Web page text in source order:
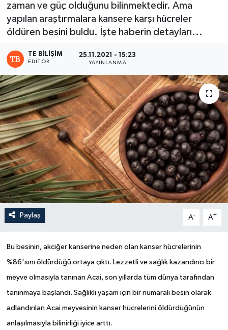
zaman ve güç olduğunu bilinmektedir. Ama
yapılan araştırmalara kansere karşı hücreler
öldüren besini buldu. İşte haberin detayları...
TE BILIŞIM
EDITÖR
25.11.2021 - 15:23
YAYINLANMA
Paylaş A- A+
Bu besinin, akciğer kanserine neden olan kanser hücrelerinin
%86'sını öldürdüğü ortaya çıktı. Lezzetli ve sağlık kazandırıcı bir
meyve olmasıyla tanınan Acai, son yıllarda tüm dünya tarafından
tanınmaya başlandı. Sağlıklı yaşam için bir numaralı besin olarak
adlandırılan Acai meyvesinin kanser hücrelerini öldürdüğünün
anlaşılmasıyla bilinirliği iyice arttı.
Tüm Manşetler
Son Dakika Haberleri
Haber Arşivi